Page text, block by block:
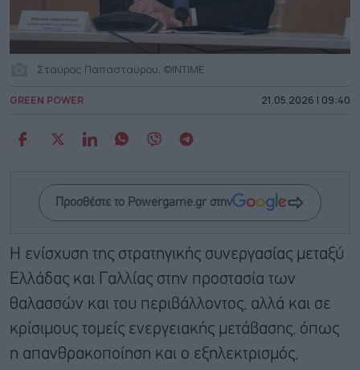
Σταύρος Παπασταύρου, ©ΙΝΤΙΜΕ
GREEN POWER 21.05.2026 | 09:40
Προσθέστε το Powergame.gr στην
Η ενίσχυση της στρατηγικής συνεργασίας μεταξύ
Ελλάδας και Γαλλίας στην προστασία των
θαλασσών και του περιβάλλοντος, αλλά και σε
κρίσιμους τομείς ενεργειακής μετάβασης, όπως
η απανθρακοποίηση και ο εξηλεκτρισμός,